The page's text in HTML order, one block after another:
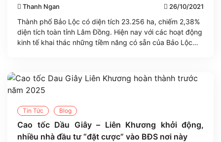
Thanh Ngan 26/10/2021
Thành phố Bảo Lộc có diện tích 23.256 ha, chiếm 2,38%
diện tích toàn tỉnh Lâm Đồng. Hiện nay với các hoạt động
kinh tế khai thác những tiềm năng có sẵn của Bảo Lộc
Tin Tức Blog
Cao tốc Dầu Giây – Liên Khương khởi động,
nhiều nhà đầu tư “đặt cược” vào BĐS nơi này